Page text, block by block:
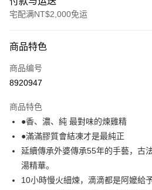
宅配满NT$2,000免运
信用卡一次付款
运送方式
宅配
每笔NT$120，满NT$2,000(含以上)免
國家/地區配送
商品特色
商品编号
8920947
商品特色
●香、濃、純 最對味的煉雞精
●滿滿膠質會結凍才是最純正
延續傳承外婆傳承55年的手藝，古
湯精華。
10小時慢火細煉，滴滴都是阿嬤給